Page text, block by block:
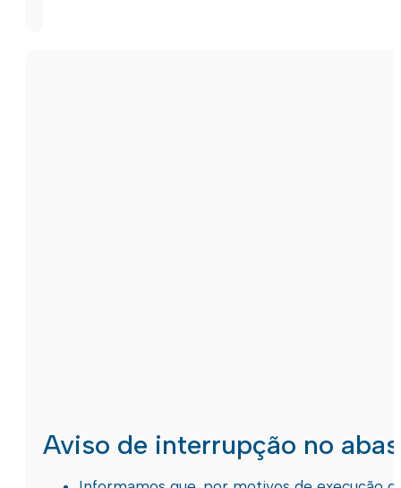
Aviso de interrupção no